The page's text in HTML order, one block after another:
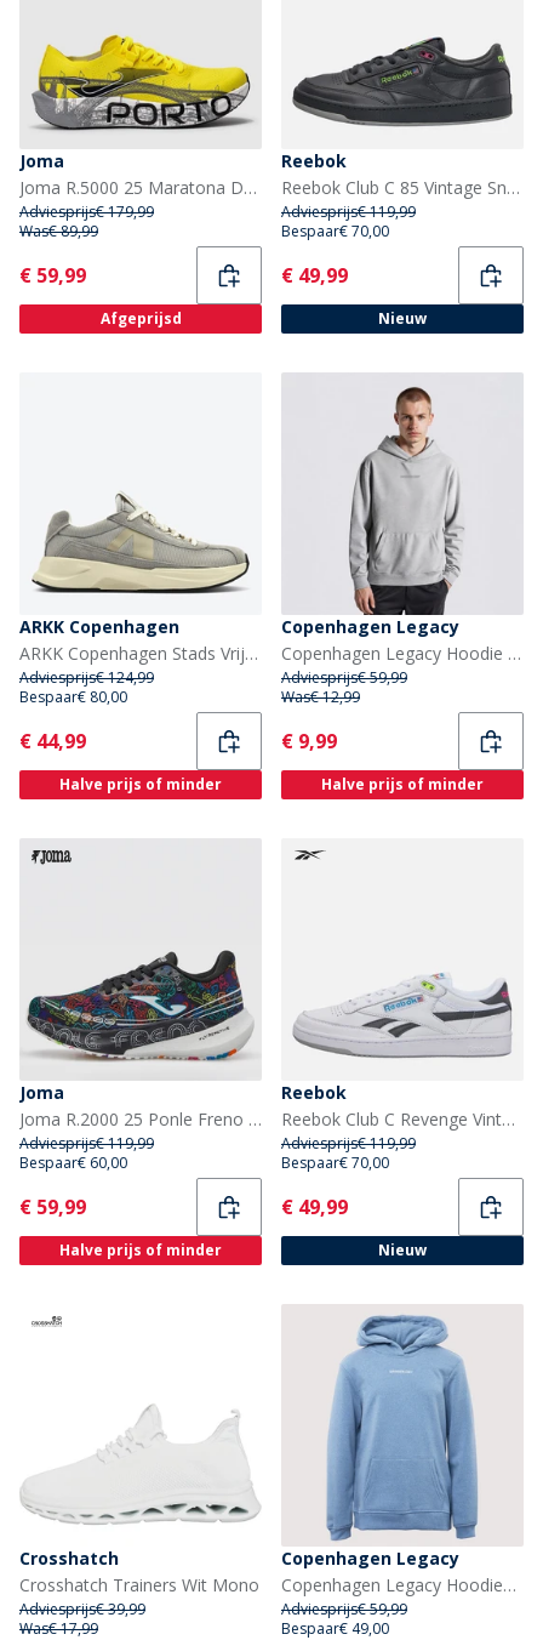
Joma
Joma R.5000 25 Maratona Do Porto Speed Neutrale Hardloopschoenen Fluorescent Yellow
Adviesprijs€ 179,99
Was€ 89,99
Current
€ 59,99
Afgeprijsd
Reebok
Reebok Club C 85 Vintage Sneakers Grijs/Grijs/Grijs
Adviesprijs€ 119,99
Bespaar€ 70,00
Current
€ 49,99
Nieuw
ARKK Copenhagen
ARKK Copenhagen Stads Vrije Sneakers Dove Cream
Adviesprijs€ 124,99
Bespaar€ 80,00
Current
€ 44,99
Halve prijs of minder
Copenhagen Legacy
Copenhagen Legacy Hoodie Grijs Melange
Adviesprijs€ 59,99
Was€ 12,99
Current
€ 9,99
Halve prijs of minder
Joma
Joma R.2000 25 Ponle Freno Neutrale Hardloopschoenen Zwart
Adviesprijs€ 119,99
Bespaar€ 60,00
Current
€ 59,99
Halve prijs of minder
Reebok
Reebok Club C Revenge Vintage jaren '90 Tennis Trainers Wit/Wit/Zwart
Adviesprijs€ 119,99
Bespaar€ 70,00
Current
€ 49,99
Nieuw
Crosshatch
Crosshatch Trainers Wit Mono
Adviesprijs€ 39,99
Was€ 17,99
Copenhagen Legacy
Copenhagen Legacy Hoodies Blauw
Adviesprijs€ 59,99
Bespaar€ 49,00